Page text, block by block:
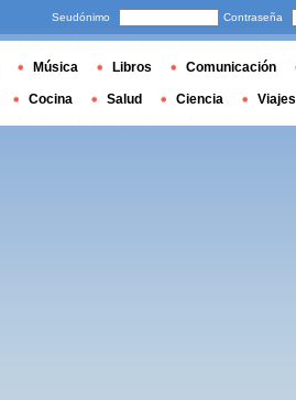
Seudónimo Contraseña
Música Libros Comunicación
Cocina Salud Ciencia Viajes